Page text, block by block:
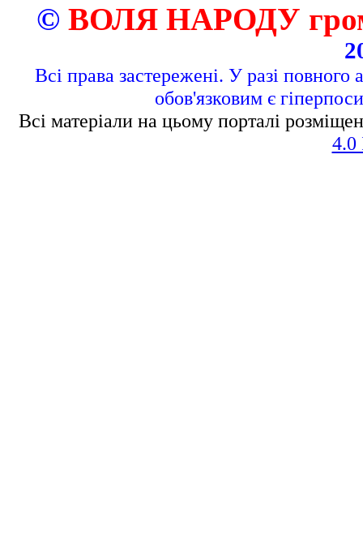
© ВОЛЯ НАРОДУ
Всі права застережені. У разі повного
обов'язковим є
Всі матеріали на цьому порталі
4.0